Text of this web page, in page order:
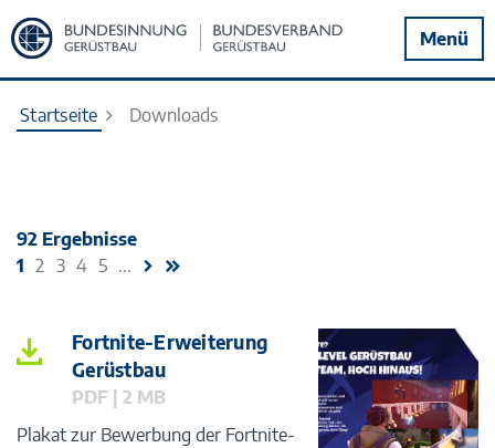
Zur
Startseite
Menü
Startseite Downloads
92 Ergebnisse
1 2 3 4 5 ...
Fortnite-Erweiterung
Gerüstbau
PDF | 2 MB
Plakat zur Bewerbung der Fortnite-